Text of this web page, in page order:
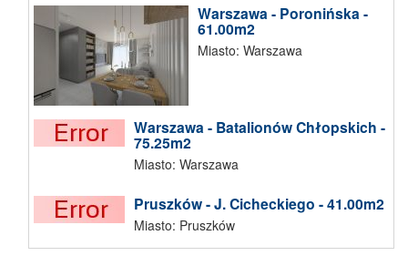
Warszawa - Poronińska -
61.00m2
Miasto: Warszawa
Warszawa - Batalionów Chłopskich -
75.25m2
Miasto: Warszawa
Pruszków - J. Cicheckiego - 41.00m2
Miasto: Pruszków